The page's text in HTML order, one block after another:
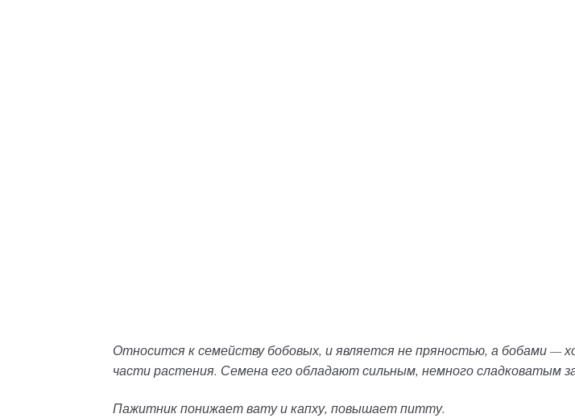
Относится к семейству бобовых, и является не пряностью, а бобами —
части растения. Семена его обладают сильным, немного сладковатым
Пажитник понижает вату и капху, повышает питту.